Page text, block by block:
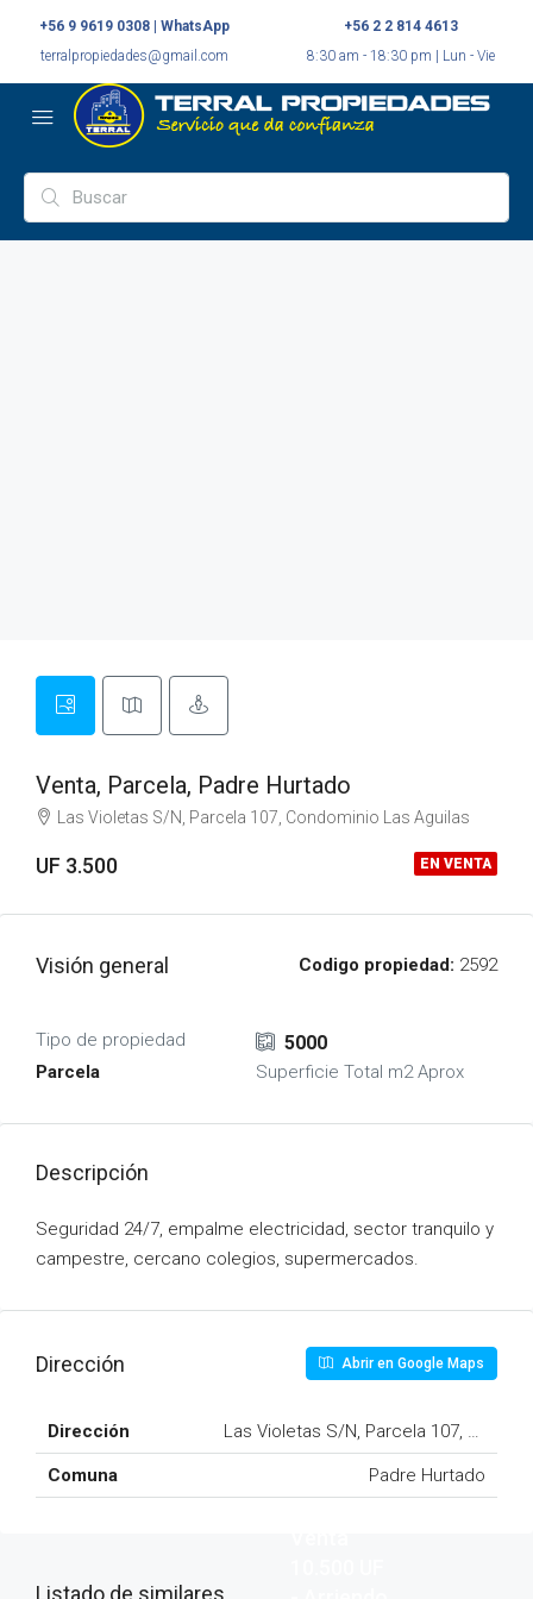
+56 9 9619 0308 | WhatsApp
terralpropiedades@gmail.com
+56 2 2 814 4613
8:30 am - 18:30 pm | Lun - Vie
Venta, Parcela, Padre Hurtado
Las Violetas S/N, Parcela 107, Condominio Las Aguilas
UF 3.500 EN VENTA
Visión general Codigo propiedad: 2592
Tipo de propiedad
Parcela
5000
Superficie Total m2 Aprox
Descripción
Seguridad 24/7, empalme electricidad, sector tranquilo y
campestre, cercano colegios, supermercados.
Dirección Abrir en Google Maps
Dirección Las Violetas S/N, Parcela 107,
Comuna Padre Hurtado
Listado de similares